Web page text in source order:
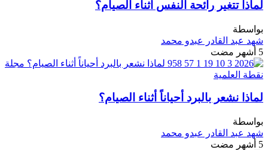
لماذا تتغير رائحة النفس أثناء الصيام؟
بواسطة
شهد عبد القادر عبدو محمد
5 أشهر مضت
لماذا نشعر بالبرد أحياناً أثناء الصيام؟
بواسطة
شهد عبد القادر عبدو محمد
5 أشهر مضت